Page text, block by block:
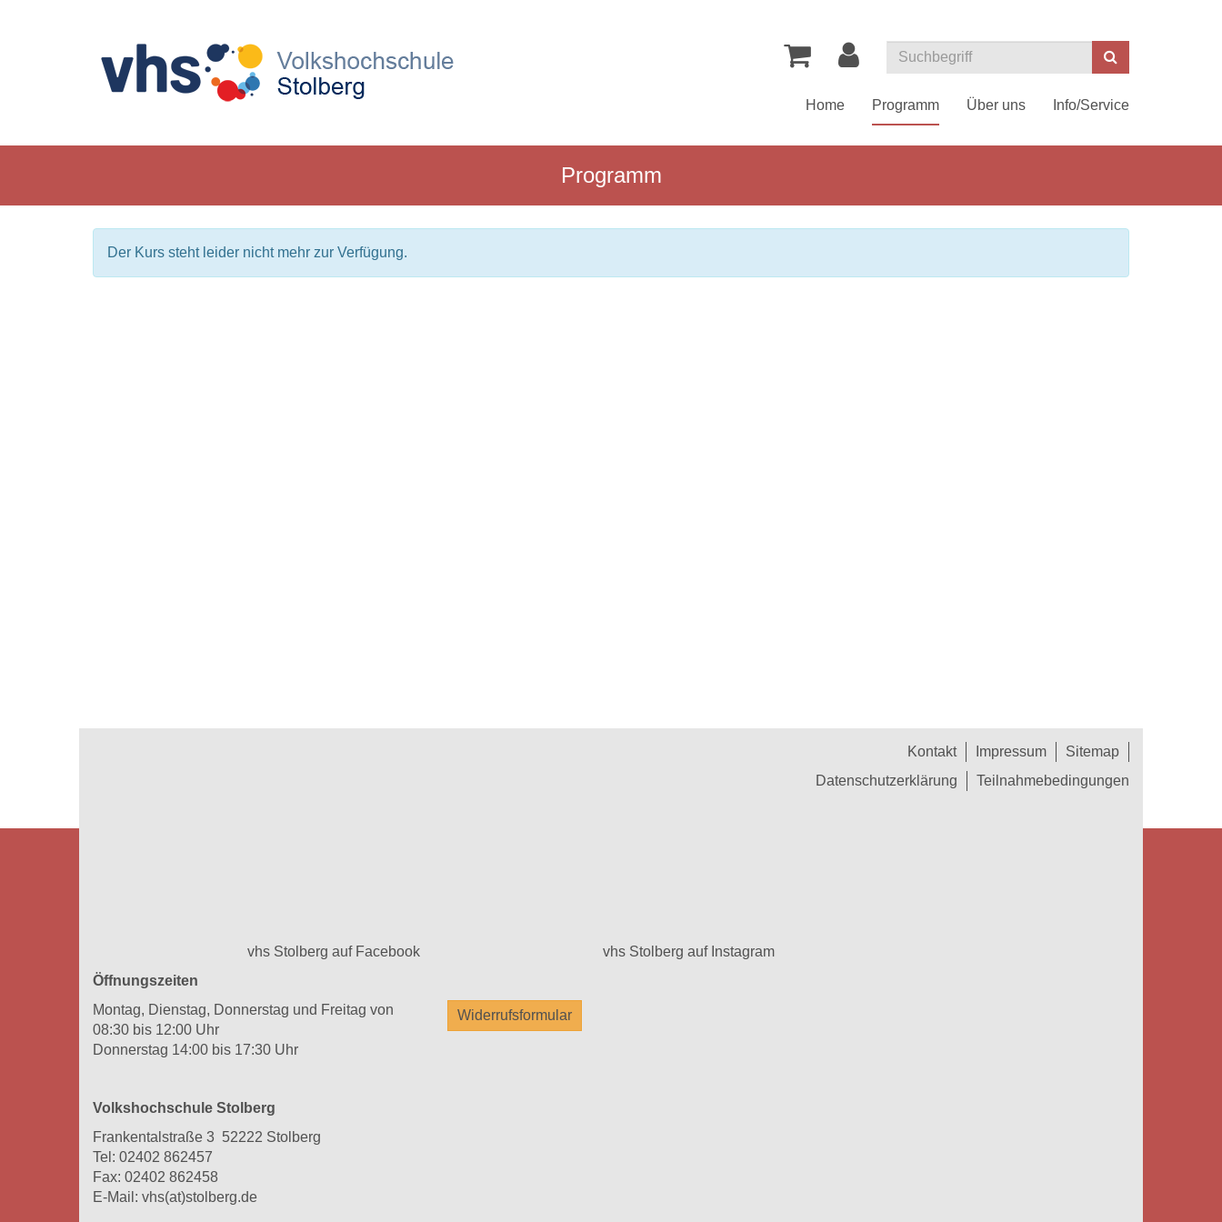
Suchen
Home Programm Über uns Info/Service
Programm
Der Kurs steht leider nicht mehr zur Verfügung.
vhs Stolberg auf Facebook
Öffnungszeiten
Montag, Dienstag, Donnerstag und Freitag von
08:30 bis 12:00 Uhr
Donnerstag 14:00 bis 17:30 Uhr
Volkshochschule Stolberg
Frankentalstraße 3 52222 Stolberg
Tel: 02402 862457
Fax: 02402 862458
E-Mail: vhs(at)stolberg.de
vhs Stolberg auf Instagram
Widerrufsformular
Kontakt Impressum
Sitemap
Datenschutzerklärung
Teilnahmebedingungen